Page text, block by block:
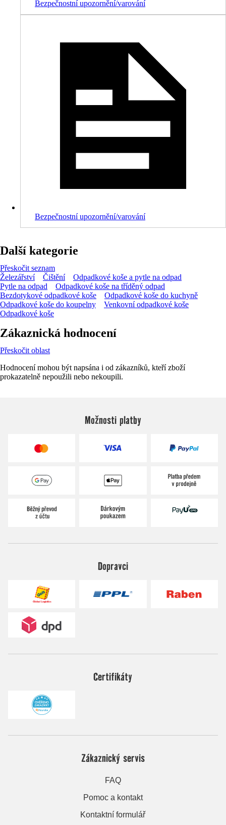
Bezpečnostní upozornění/varování
Bezpečnostní upozornění/varování
Další kategorie
Přeskočit seznam
Železářství
Čištění
Odpadkové koše a pytle na odpad
Pytle na odpad
Odpadkové koše na tříděný odpad
Bezdotykové odpadkové koše
Odpadkové koše do kuchyně
Odpadkové koše do koupelny
Venkovní odpadkové koše
Odpadkové koše
Zákaznická hodnocení
Přeskočit oblast
Hodnocení mohou být napsána i od zákazníků, kteří zboží
prokazatelně nepoužili nebo nekoupili.
Možnosti platby
Dopravci
Certifikáty
Zákaznický servis
FAQ
Pomoc a kontakt
Kontaktní formulář